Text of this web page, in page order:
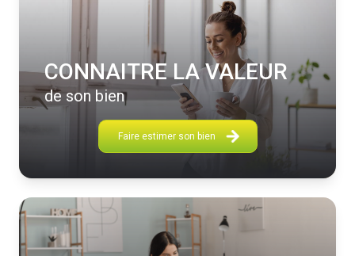
CONNAITRE LA VALEUR
de son bien
Faire estimer son bien